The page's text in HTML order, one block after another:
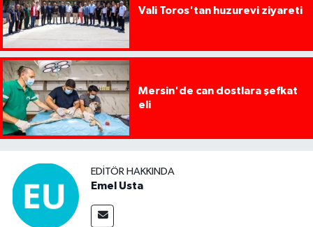
Vali Toros'tan huzurevi ziyareti
Mersin'de can dostlara şefkat
eli
EDITÖR HAKKINDA
Emel Usta